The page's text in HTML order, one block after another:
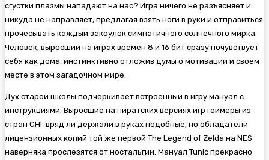
сгустки плазмы нападают на нас? Игра ничего не разъясняет и
никуда не направляет, предлагая взять ноги в руки и отправиться
прочесывать каждый закоулок симпатичного солнечного мирка.
Человек, выросший на играх времен 8 и 16 бит сразу почувствует
себя как дома, инстинктивно отложив думы о мотивации и своем
месте в этом загадочном мире.
Дух старой школы подчеркивает встроенный в игру мануал с
инструкциями. Выросшие на пиратских версиях игр геймеры из
стран СНГ вряд ли держали в руках подобные, но обладатели
лицензионных копий той же первой The Legend of Zelda на NES
наверняка прослезятся от ностальгии. Мануал Tunic прекрасно